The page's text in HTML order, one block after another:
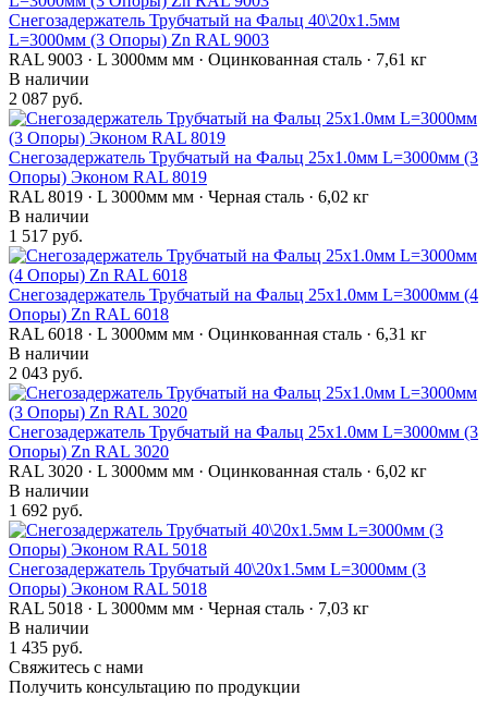
Снегозадержатель Трубчатый на Фальц 40\20х1.5мм
L=3000мм (3 Опоры) Zn RAL 9003
RAL 9003 · L 3000мм мм · Оцинкованная сталь · 7,61 кг
В наличии
2 087 руб.
Снегозадержатель Трубчатый на Фальц 25х1.0мм L=3000мм (3
Опоры) Эконом RAL 8019
RAL 8019 · L 3000мм мм · Черная сталь · 6,02 кг
В наличии
1 517 руб.
Снегозадержатель Трубчатый на Фальц 25х1.0мм L=3000мм (4
Опоры) Zn RAL 6018
RAL 6018 · L 3000мм мм · Оцинкованная сталь · 6,31 кг
В наличии
2 043 руб.
Снегозадержатель Трубчатый на Фальц 25х1.0мм L=3000мм (3
Опоры) Zn RAL 3020
RAL 3020 · L 3000мм мм · Оцинкованная сталь · 6,02 кг
В наличии
1 692 руб.
Снегозадержатель Трубчатый 40\20х1.5мм L=3000мм (3
Опоры) Эконом RAL 5018
RAL 5018 · L 3000мм мм · Черная сталь · 7,03 кг
В наличии
1 435 руб.
Свяжитесь с нами
Получить консультацию по продукции